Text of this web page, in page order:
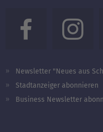
Newsletter "Neues aus
Stadtanzeiger abonnieren
Business Newsletter